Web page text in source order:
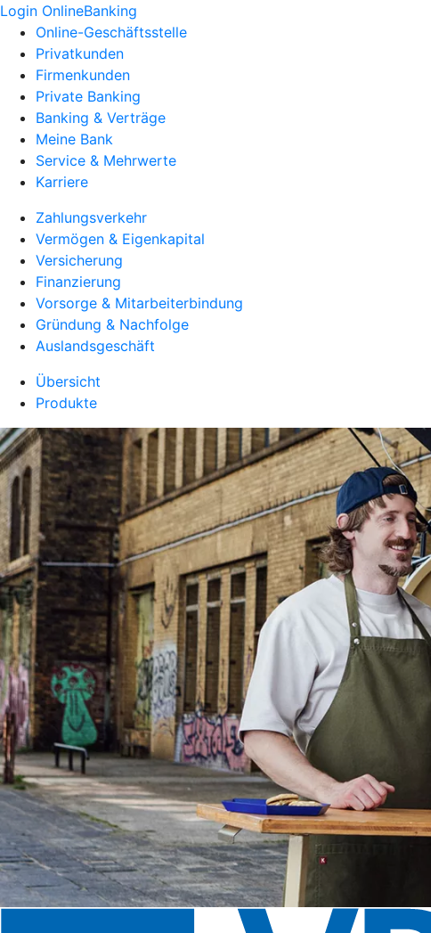
Login OnlineBanking
Online-Geschäftsstelle
Privatkunden
Firmenkunden
Private Banking
Banking & Verträge
Meine Bank
Service & Mehrwerte
Karriere
Zahlungsverkehr
Vermögen & Eigenkapital
Versicherung
Finanzierung
Vorsorge & Mitarbeiterbindung
Gründung & Nachfolge
Auslandsgeschäft
Übersicht
Produkte